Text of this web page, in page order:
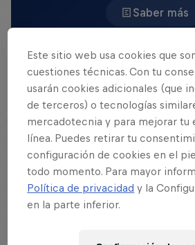
Saber más
Este sitio web usa cookies que
cuestiones técnicas. Con tu
usarán cookies adicionales (que
de terceros) o tecnologías
mercadotecnia y para mejorar tu
línea. Puedes retirar tu
configuración de cookies en el
todo momento. Para mayor
Política de privacidad y la
en la parte inferior.